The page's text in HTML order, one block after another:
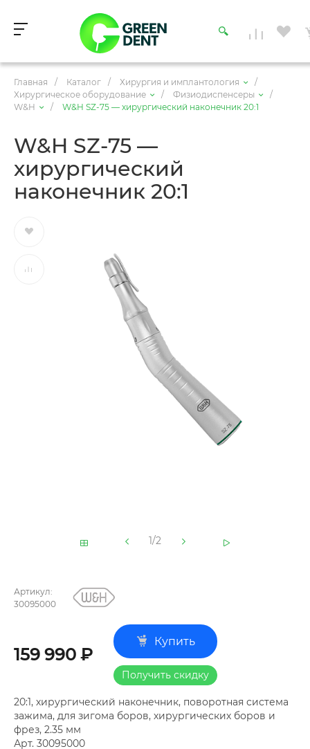
Главная / Каталог / Хирургия и имплантология
/
Хирургическое оборудование
/ Физиодиспенсеры
/
W&H
/ W&H SZ-75 — хирургический наконечник 20:1
W&H SZ-75 —
хирургический
наконечник 20:1
1/2
Артикул:
30095000
159 990 ₽
Купить
Получить скидку
20:1, хирургический наконечник, поворотная система
зажима, для зигома боров, хирургических боров и
фрез, 2.35 мм
Арт. 30095000